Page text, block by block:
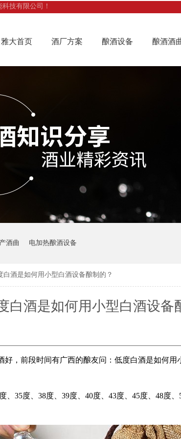
技有限公司！
雅大首页 酒厂方案 酿酒设备 酿酒酒
酒曲 电加热酿酒设备
白酒是如何用小型白酒设备酿制的？
白酒是如何用小型白酒设备
好，前段时间有广西的酿友问：低度白酒是如何用
、35度、38度、39度、40度、43度、45度、48度